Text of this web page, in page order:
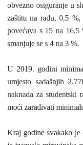
obvezno osiguranje u
zaštitu na radu, 0,5 %,
povećava s 15 na 16,5
smanjuje se s 4 na 3 %.
U 2019. godini
umjesto sadašnjih
naknada za studentski
moći zarađivati
Kraj godine svakako